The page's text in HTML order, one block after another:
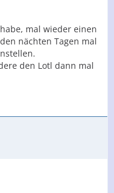
mal wieder einen
nächten Tagen mal
den Lotl dann mal